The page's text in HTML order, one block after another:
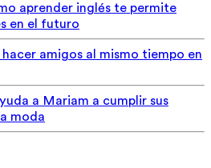
aprender inglés te permite
en el futuro
amigos al mismo tiempo en
a Mariam a cumplir sus
moda